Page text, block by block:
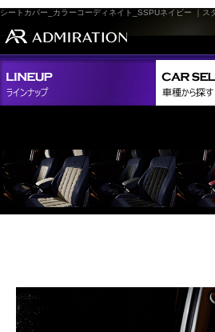
シートカバー_カラーコーディネイト_SSPUネイビー ｜